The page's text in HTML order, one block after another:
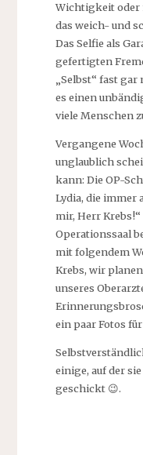
Wichtigkeit oder
das weich- und
Das Selfie als
gefertigten
„Selbst“ fast gar
es einen
viele Menschen
Vergangene
unglaublich
kann: Die OP-
Lydia, die immer
mir, Herr
Operationssaal
mit folgendem
Krebs, wir
unseres
ein paar Fotos für
einige, auf der
geschickt 😉.